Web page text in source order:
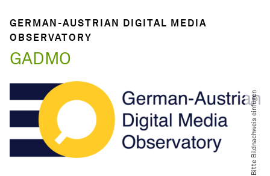
GERMAN-AUSTRIAN DIGITAL MEDIA
OBSERVATORY
GADMO
Bitte Bildnachweis einfügen